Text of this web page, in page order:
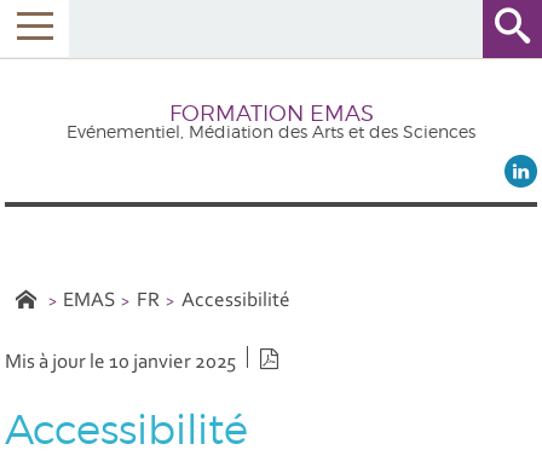
FORMATION EMAS
Evénementiel, Médiation des Arts et des Sciences
EMAS FR Accessibilité
Mis à jour le 10 janvier 2025
Accessibilité